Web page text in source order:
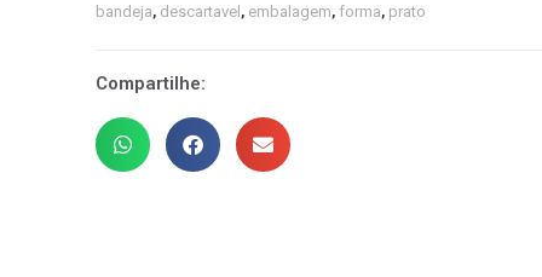
bandeja, descartavel, embalagem, forma, prato
Compartilhe: